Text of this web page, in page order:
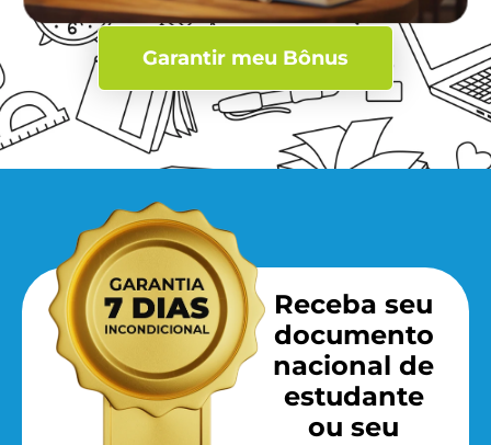
Garantir meu Bônus
Receba seu
documento
nacional de
estudante
ou seu